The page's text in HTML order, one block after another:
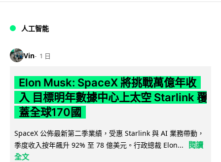
人工智能
Vin 1 日
Elon Musk: SpaceX 將挑戰萬億年收
入 目標明年數據中心上太空 Starlink 覆
蓋全球170國
SpaceX 公佈最新第二季業績，受惠 Starlink 與 AI 業務帶動，
季度收入按年飆升 92% 至 78 億美元。行政總裁 Elon...
閱讀
全文